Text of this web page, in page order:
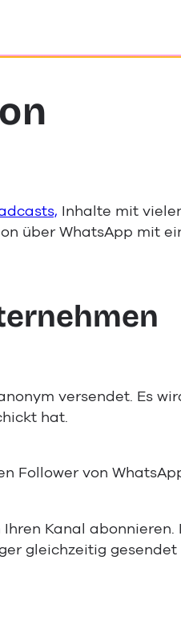
Inhalte mit
über WhatsApp mit
versendet. Es
hat.
Follower von
Kanal abonnieren.
gleichzeitig gesendet